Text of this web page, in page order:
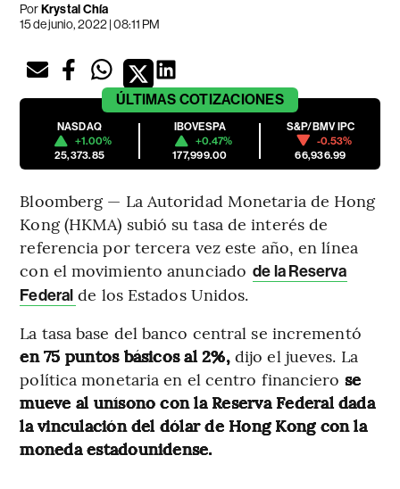
PorKrystal Chía
15 de junio, 2022 | 08:11 PM
ÚLTIMAS COTIZACIONES
NASDAQ
+1.00%
25,373.85
IBOVESPA
+0.47%
177,999.00
S&P/BMV IPC
-0.53%
66,936.99
Bloomberg — La Autoridad Monetaria de Hong
Kong (HKMA) subió su tasa de interés de
referencia por tercera vez este año, en línea
con el movimiento anunciado de la Reserva
Federal de los Estados Unidos.
La tasa base del banco central se incrementó
en 75 puntos básicos al 2%,dijo el jueves. La
política monetaria en el centro financiero se
mueve al unísono con la Reserva Federal dada
la vinculación del dólar de Hong Kong con la
moneda estadounidense.